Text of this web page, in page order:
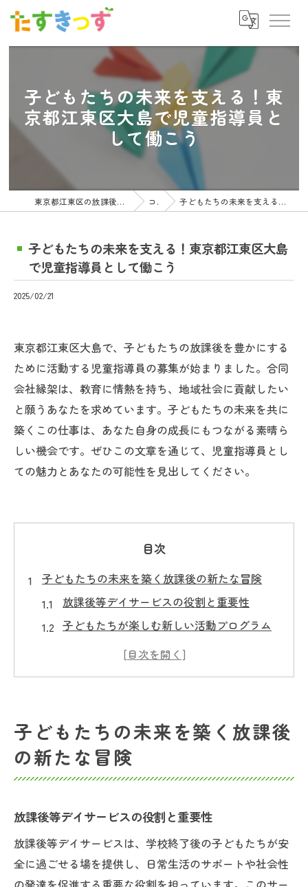
子どもたちの未来を支える！東
京都江東区大島で児童指導員と
して働こう
東京都江東区の放課後等デイサービスの求人ならたすきっず コラム 子どもたちの未来を支える！東京都江東区大島で児童指導員として働こう
子どもたちの未来を支える！東京都江東区大島
で児童指導員として働こう
2025/02/21
東京都江東区大島で、子どもたちの放課後を豊かにする
ために活動する児童指導員の募集が始まりました。合同
会社縁架は、教育に情熱を持ち、地域社会に貢献したい
と願うあなたを求めています。子どもたちの未来を共に
築くこの仕事は、あなた自身の成長にもつながる素晴ら
しい機会です。ぜひこの文章を通じて、児童指導員とし
ての魅力とあなたの可能性を見出してください。
目次
子どもたちの未来を築く放課後の新たな冒険
放課後等デイサービスの役割と重要性
子どもたちが楽しむ新しい活動プログラム
成長を促進する環境の整備
東京都江東区大島で児童指導員として地域に貢
献しよう
地域社会での児童指導員の役割
地域との連携で実現する豊かな教育
地域コミュニティでの信頼と関係構築
地域貢献を実感する仕事の魅力
子どもたちの未来を築く放課後
の新たな冒険
放課後等デイサービスの役割と重要性
放課後等デイサービスは、学校終了後の子どもたちが安
全に過ごせる場を提供し、日常生活のサポートや社会性